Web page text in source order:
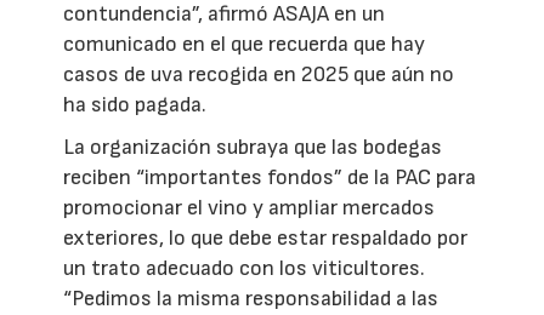
contundencia”, afirmó ASAJA en un
comunicado en el que recuerda que hay
casos de uva recogida en 2025 que aún no
ha sido pagada.
La organización subraya que las bodegas
reciben “importantes fondos” de la PAC para
promocionar el vino y ampliar mercados
exteriores, lo que debe estar respaldado por
un trato adecuado con los viticultores.
“Pedimos la misma responsabilidad a las